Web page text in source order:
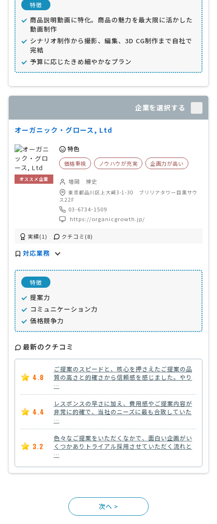
特徴
商品説明動画に特化。商品の魅力を最大限に活かした
動画制作
シナリオ制作から撮影、編集、3D CG制作まで自社で
完結
予算に応じたきめ細やかなプラン
企業を選択する
オーガニック・グロース, Ltd
オススメ企業
特色
価格重視 ノウハウが充実 企画力が高い
増岡 博史
東京都品川区上大崎3-1-30 ブリリアタワー目黒サウ
ス22F
03-6734-1509
https://organicgrowth.jp/
実績(1) クチコミ(8)
対応業務
特徴
提案力
コミュニケーション力
価格競争力
最新のクチコミ
4.8
ご提案のスピードと、核心を押さえたご提案の品
質の高さと的確さから信頼感を感じました。やり
…
4.4
レスポンスの早さに加え、費用感やご提案内容が
非常に的確で、当社のニーズに最も合致していた
…
3.2
色々なご提案をいただくなかで、面白い企画がい
くつかありトライアル採用させていただく流れと
…
>